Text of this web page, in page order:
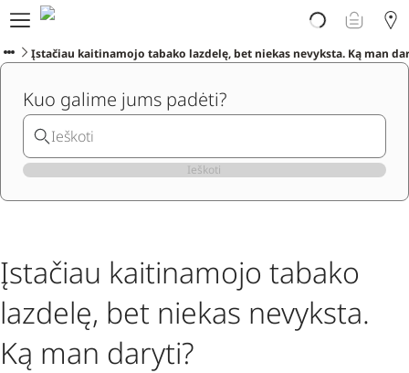
Atrask PLOOM
E. parduotuvė
Pradėti
Pagalba
Naujienos
Programėlė
Įstačiau kaitinamojo tabako lazdelę, bet niekas nevyksta. Ką man
Kuo galime jums padėti?
Ieškoti
Įstačiau kaitinamojo tabako
lazdelę, bet niekas nevyksta.
Ką man daryti?